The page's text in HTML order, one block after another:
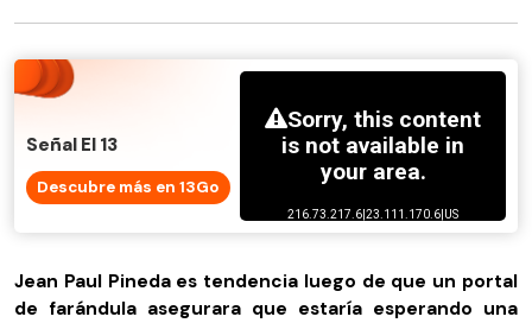
Señal El 13
Descubre más en 13Go
Jean Paul Pineda es tendencia luego de que un portal
de farándula asegurara que estaría esperando una